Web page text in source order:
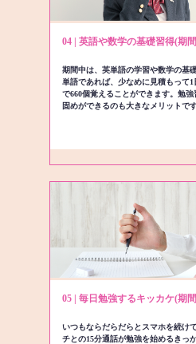
04 | 英語や数学の基礎習得(期
期間中は、英単語の学習や数学の基
単語であれば、少なめに見積もって1
で660個覚えることができます。勉
固めができるのも大きなメリットです
05 | 毎日勉強するキッカケ(期
いつもならだらだらとスマホを続け
チとの15分通話が勉強を始めるきっ